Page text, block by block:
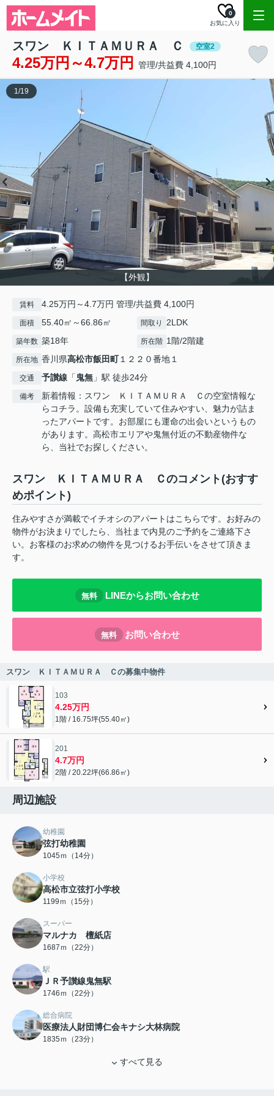
お気に入り
0
スワン ＫＩＴＡＭＵＲＡ Ｃ 空室2
4.25万円～4.7万円 管理/共益費 4,100円
【外観】
1/19
賃料 4.25万円～4.7万円 管理/共益費 4,100円
面積 55.40㎡～66.86㎡ 間取り 2LDK
築年数 築18年 所在階 1階/2階建
所在地 香川県高松市飯田町１２２０番地１
交通 予讃線 「 鬼無 」駅 徒歩24分
備考
新着情報：スワン ＫＩＴＡＭＵＲＡ Ｃの空室情報な
らコチラ。設備も充実していて住みやすい、魅力が詰ま
ったアパートです。お部屋にも運命の出会いというもの
があります。高松市エリアや鬼無付近の不動産物件な
ら、当社でお探しください。
スワン ＫＩＴＡＭＵＲＡ Ｃのコメント(おすす
めポイント)
住みやすさが満載でイチオシのアパートはこちらです。お好みの
物件がお決まりでしたら、当社まで内見のご予約をご連絡下さ
い。お客様のお求めの物件を見つけるお手伝いをさせて頂きま
す。
無料 LINEからお問い合わせ
無料 お問い合わせ
スワン ＫＩＴＡＭＵＲＡ Ｃの募集中物件
103
4.25万円
1階 / 16.75坪(55.40㎡)
201
4.7万円
2階 / 20.22坪(66.86㎡)
周辺施設
幼稚園
弦打幼稚園
1045ｍ（14分）
小学校
高松市立弦打小学校
1199ｍ（15分）
スーパー
マルナカ 檀紙店
1687ｍ（22分）
駅
ＪＲ予讃線鬼無駅
1746ｍ（22分）
総合病院
医療法人財団博仁会キナシ大林病院
1835ｍ（23分）
すべて見る